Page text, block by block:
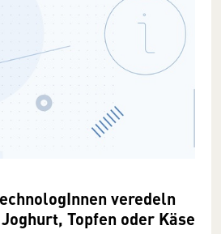
veredeln
Topfen oder Käse